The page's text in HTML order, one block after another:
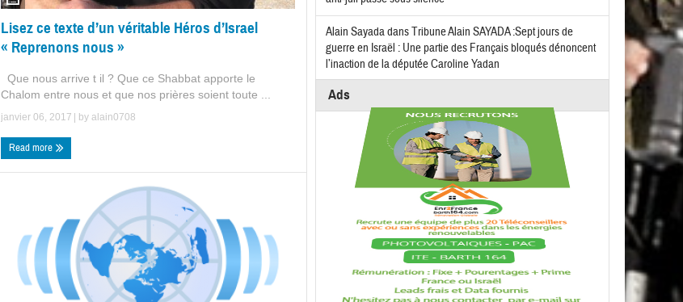
Lisez ce texte d’un véritable Héros d’Israel
« Reprenons nous »
Que nous arrive t il ? Que ce Shabbat apporte le
Chalom entre nous et que nos prières soient toute ...
janvier 06, 2017 | by alain0708
Read more
Alain SayadadansTribune Alain SAYADA :Sept jours de
guerre en Israël : Une partie des Français bloqués dénoncent
l’inaction de la députée Caroline Yadan
Ads